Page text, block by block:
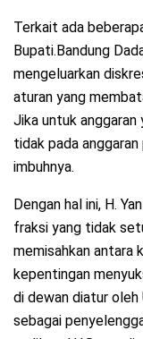
Terkait ada
Bupati.Bandung
mengeluarkan
aturan yang
Jika untuk anggaran
tidak pada anggaran
imbuhnya.
Dengan hal ini, H.
fraksi yang tidak
memisahkan antara
kepentingan
di dewan diatur
sebagai